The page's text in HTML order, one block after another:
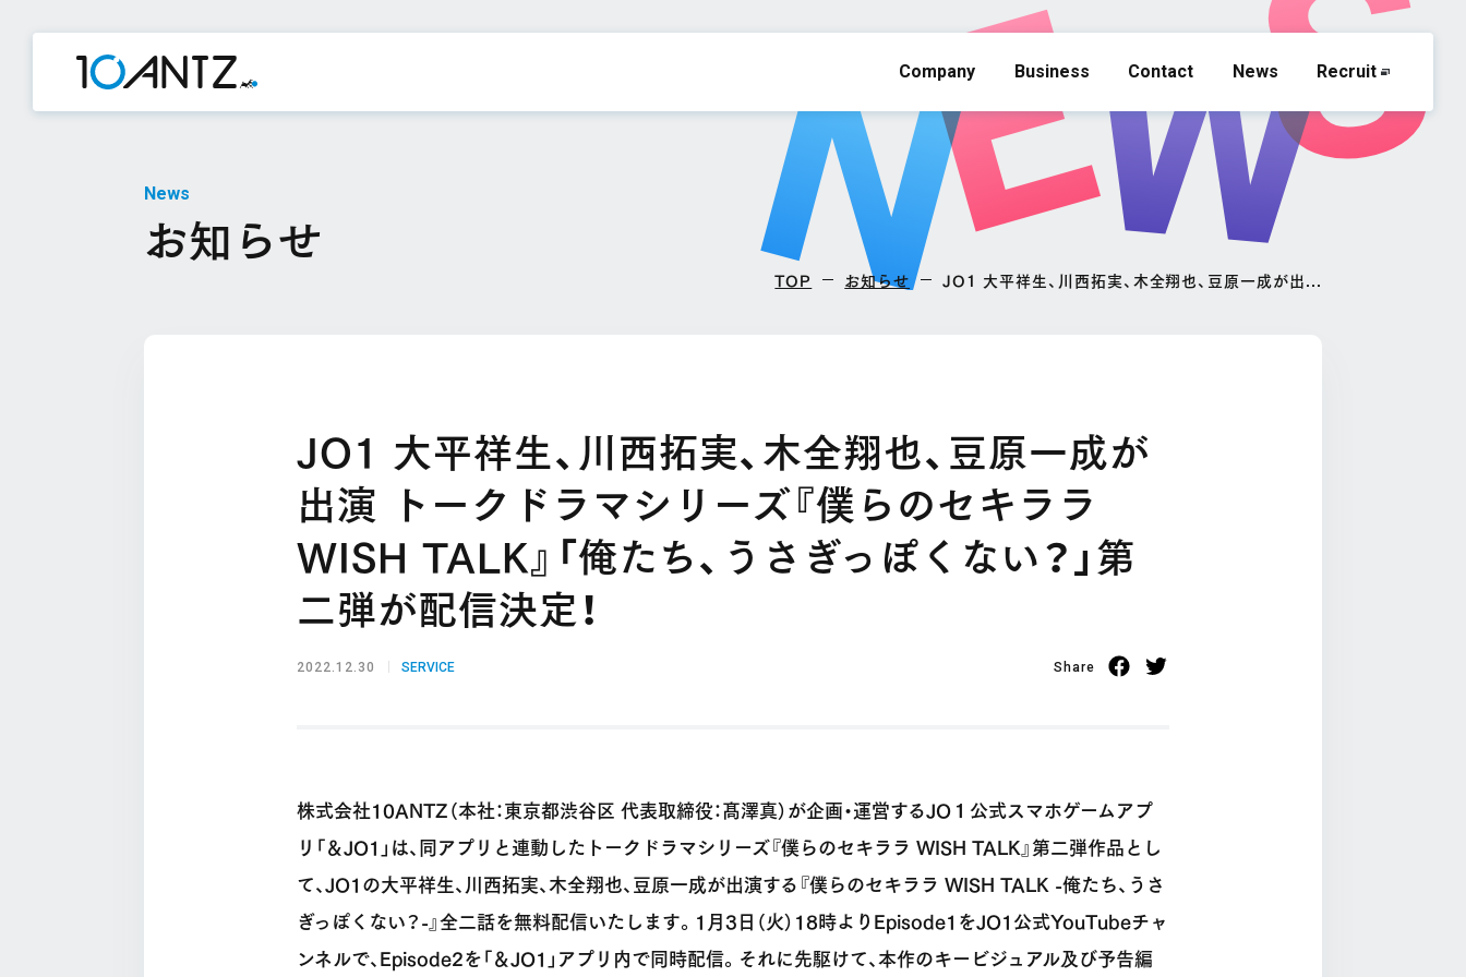
Company Business Contact News Recruit
News
お知らせ
TOP お知らせ JO1 大平祥生、川西拓実、木全翔也、豆原一成が出...
JO1 大平祥生、川西拓実、木全翔也、豆原一成が
出演 トークドラマシリーズ『僕らのセキララ
WISH TALK』「俺たち、うさぎっぽくない？」第
二弾が配信決定！
2022.12.30 SERVICE Share
株式会社10ANTZ（本社：東京都渋⾕区 代表取締役：髙澤真）が企画・運営するJO１公式スマホゲームアプ
リ「＆JO1」は、同アプリと連動したトークドラマシリーズ『僕らのセキララ WISH TALK』第二弾作品とし
て、JO1の大平祥生、川西拓実、木全翔也、豆原一成が出演する『僕らのセキララ WISH TALK -俺たち、うさ
ぎっぽくない？-』全二話を無料配信いたします。1月3日（火）18時よりEpisode1をJO1公式YouTubeチャ
ンネルで、Episode2を「＆JO1」アプリ内で同時配信。それに先駆けて、本作のキービジュアル及び予告編